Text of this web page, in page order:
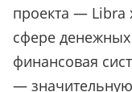
проекта — Libra
сфере
финансовая
—